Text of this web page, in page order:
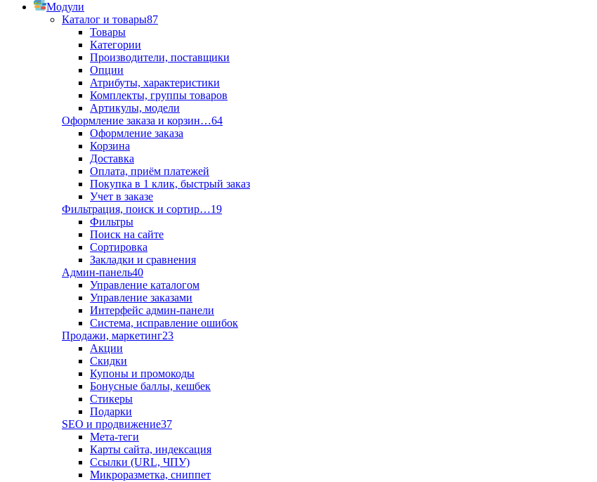
Модули
Каталог и товары87
Товары
Категории
Производители, поставщики
Опции
Атрибуты, характеристики
Комплекты, группы товаров
Артикулы, модели
Оформление заказа и корзин…64
Оформление заказа
Корзина
Доставка
Оплата, приём платежей
Покупка в 1 клик, быстрый заказ
Учет в заказе
Фильтрация, поиск и сортир…19
Фильтры
Поиск на сайте
Сортировка
Закладки и сравнения
Админ-панель40
Управление каталогом
Управление заказами
Интерфейс админ-панели
Система, исправление ошибок
Продажи, маркетинг23
Акции
Скидки
Купоны и промокоды
Бонусные баллы, кешбек
Стикеры
Подарки
SEO и продвижение37
Мета-теги
Карты сайта, индексация
Ссылки (URL, ЧПУ)
Микроразметка, сниппет